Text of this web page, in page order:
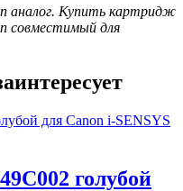
аналог. Купить картридж
совместимый для
голубой